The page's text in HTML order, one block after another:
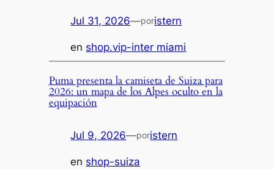
Jul 31, 2026—poristern
en shop.vip-inter miami
Puma presenta la camiseta de Suiza para
2026: un mapa de los Alpes oculto en la
equipación
Jul 9, 2026—poristern
en shop-suiza